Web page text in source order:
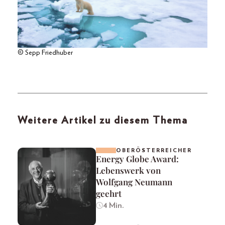
© Sepp Friedhuber
Weitere Artikel zu diesem Thema
OBERÖSTERREICHER
Energy Globe Award:
Lebenswerk von
Wolfgang Neumann
geehrt
4 Min.